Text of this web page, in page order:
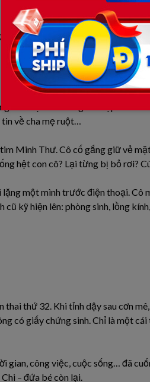
bớt nhỏ dưới xương quai xanh
cha mẹ nuôi trong khu tập thể. Bé
về cha mẹ ruột…
Minh Thư. Cô cố gắng giữ vẻ
hệt con cô? Lại từng bị bỏ rơi?
lặng một mình trước điện thoại. Cô
kỹ hiện lên: phòng sinh, lồng
thứ 32. Khi tỉnh dậy sau cơn
có giấy chứng sinh. Chỉ là một
công việc, cuộc sống… đã
– đứa bé còn lại.